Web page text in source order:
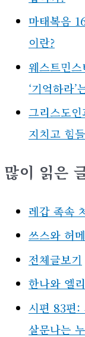
마태복음
이란?
웨스트민
‘기억하라
그리스도
지치고 힘
많이 읽은
레갑 족속
쓰스와 허
전체글보기
한나와 엘
시편 83편:
살문나는